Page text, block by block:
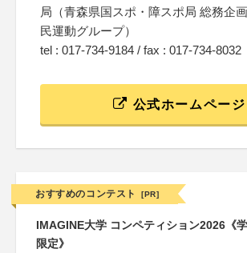
局（青森県国スポ・障スポ局 総務企
民運動グループ）
tel : 017-734-9184 / fax : 017-734-8032
公式ホームページ
おすすめのコンテスト [PR]
IMAGINE大学 コンペティション2026《
限定》